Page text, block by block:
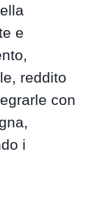
e
reddito
con
i